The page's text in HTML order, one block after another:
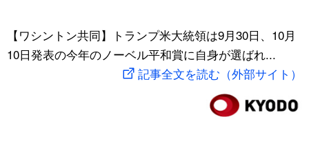
文化
動画/Live
スポーツ・東京2020
【ワシントン共同】トランプ米大統領は9月30日、10月
10日発表の今年のノーベル平和賞に自身が選ばれ...
記事全文を読む（外部サイト）